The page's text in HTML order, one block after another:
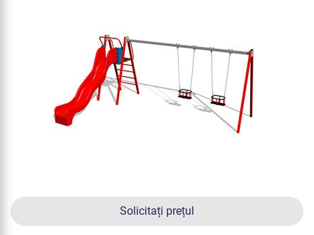
Solicitați prețul